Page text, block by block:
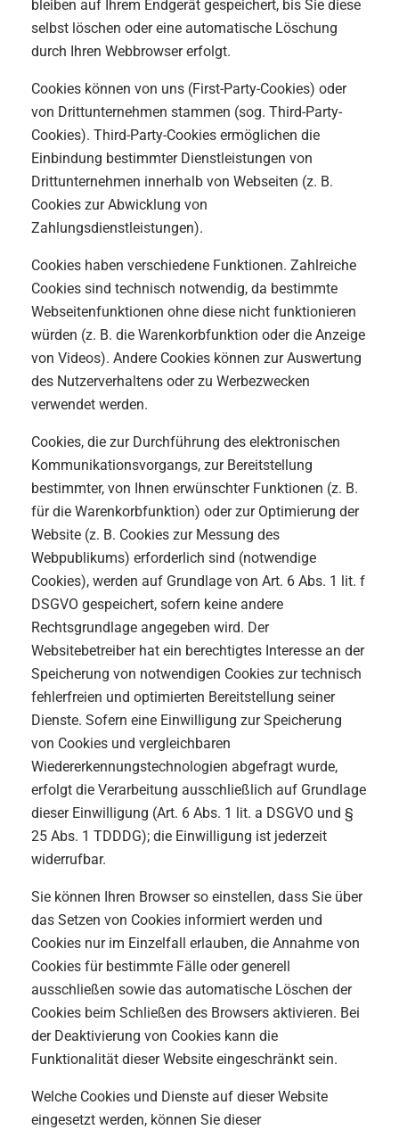
bleiben auf Ihrem Endgerät gespeichert, bis Sie diese
selbst löschen oder eine automatische Löschung
durch Ihren Webbrowser erfolgt.
Cookies können von uns (First-Party-Cookies) oder
von Drittunternehmen stammen (sog. Third-Party-
Cookies). Third-Party-Cookies ermöglichen die
Einbindung bestimmter Dienstleistungen von
Drittunternehmen innerhalb von Webseiten (z. B.
Cookies zur Abwicklung von
Zahlungsdienstleistungen).
Cookies haben verschiedene Funktionen. Zahlreiche
Cookies sind technisch notwendig, da bestimmte
Webseitenfunktionen ohne diese nicht funktionieren
würden (z. B. die Warenkorbfunktion oder die Anzeige
von Videos). Andere Cookies können zur Auswertung
des Nutzerverhaltens oder zu Werbezwecken
verwendet werden.
Cookies, die zur Durchführung des elektronischen
Kommunikationsvorgangs, zur Bereitstellung
bestimmter, von Ihnen erwünschter Funktionen (z. B.
für die Warenkorbfunktion) oder zur Optimierung der
Website (z. B. Cookies zur Messung des
Webpublikums) erforderlich sind (notwendige
Cookies), werden auf Grundlage von Art. 6 Abs. 1 lit. f
DSGVO gespeichert, sofern keine andere
Rechtsgrundlage angegeben wird. Der
Websitebetreiber hat ein berechtigtes Interesse an der
Speicherung von notwendigen Cookies zur technisch
fehlerfreien und optimierten Bereitstellung seiner
Dienste. Sofern eine Einwilligung zur Speicherung
von Cookies und vergleichbaren
Wiedererkennungstechnologien abgefragt wurde,
erfolgt die Verarbeitung ausschließlich auf Grundlage
dieser Einwilligung (Art. 6 Abs. 1 lit. a DSGVO und §
25 Abs. 1 TDDDG); die Einwilligung ist jederzeit
widerrufbar.
Sie können Ihren Browser so einstellen, dass Sie über
das Setzen von Cookies informiert werden und
Cookies nur im Einzelfall erlauben, die Annahme von
Cookies für bestimmte Fälle oder generell
ausschließen sowie das automatische Löschen der
Cookies beim Schließen des Browsers aktivieren. Bei
der Deaktivierung von Cookies kann die
Funktionalität dieser Website eingeschränkt sein.
Welche Cookies und Dienste auf dieser Website
eingesetzt werden, können Sie dieser